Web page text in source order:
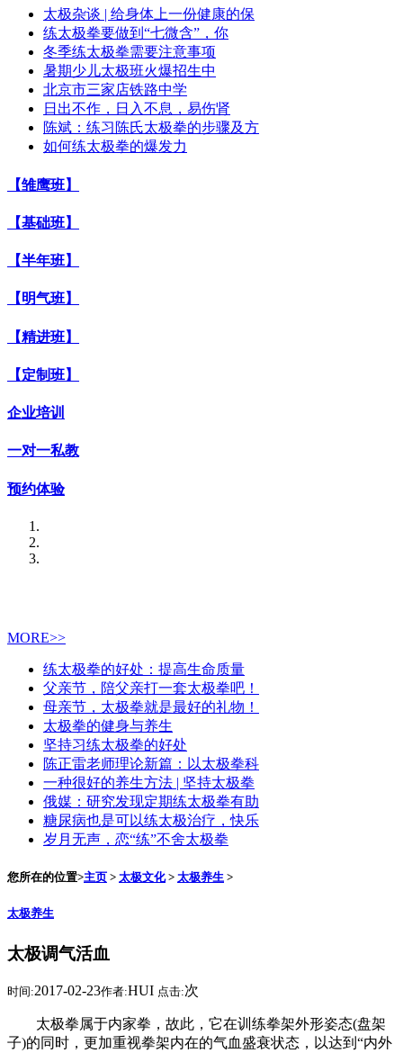
太极杂谈 | 给身体上一份健康的保
练太极拳要做到“七微含”，你
冬季练太极拳需要注意事项
暑期少儿太极班火爆招生中
北京市三家店铁路中学
日出不作，日入不息，易伤肾
陈斌：练习陈氏太极拳的步骤及方
如何练太极拳的爆发力
【雏鹰班】
【基础班】
【半年班】
【明气班】
【精进班】
【定制班】
企业培训
一对一私教
预约体验
MORE>>
练太极拳的好处：提高生命质量
父亲节，陪父亲打一套太极拳吧！
母亲节，太极拳就是最好的礼物！
太极拳的健身与养生
坚持习练太极拳的好处
陈正雷老师理论新篇：以太极拳科
一种很好的养生方法 | 坚持太极拳
俄媒：研究发现定期练太极拳有助
糖尿病也是可以练太极治疗，快乐
岁月无声，恋“练”不舍太极拳
您所在的位置>主页 > 太极文化> 太极养生 >
太极养生
太极调气活血
时间:2017-02-23作者:HUI 点击:次
太极拳属于内家拳，故此，它在训练拳架外形姿态(盘架
子)的同时，更加重视拳架内在的气血盛衰状态，以达到“内外